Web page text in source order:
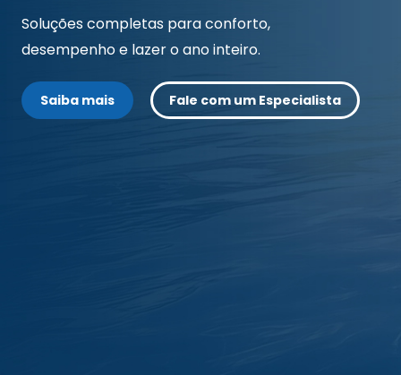
Soluções completas para conforto,
desempenho e lazer o ano inteiro.
Saiba mais Fale com um Especialista